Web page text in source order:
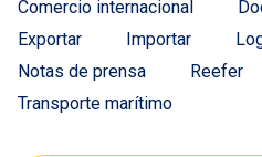
Comercio internacional
Exportar
Importar
Notas de prensa
Reefer
Transporte marítimo